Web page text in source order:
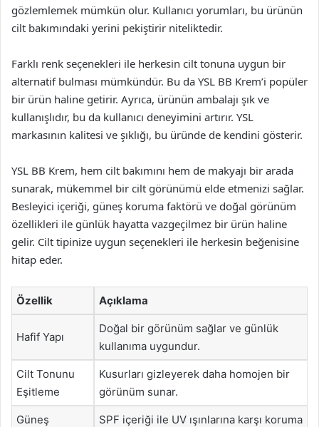
gözlemlemek mümkün olur. Kullanıcı yorumları, bu ürünün
cilt bakımındaki yerini pekiştirir niteliktedir.
Farklı renk seçenekleri ile herkesin cilt tonuna uygun bir
alternatif bulması mümkündür. Bu da YSL BB Krem’i popüler
bir ürün haline getirir. Ayrıca, ürünün ambalajı şık ve
kullanışlıdır, bu da kullanıcı deneyimini artırır. YSL
markasının kalitesi ve şıklığı, bu üründe de kendini gösterir.
YSL BB Krem, hem cilt bakımını hem de makyajı bir arada
sunarak, mükemmel bir cilt görünümü elde etmenizi sağlar.
Besleyici içeriği, güneş koruma faktörü ve doğal görünüm
özellikleri ile günlük hayatta vazgeçilmez bir ürün haline
gelir. Cilt tipinize uygun seçenekleri ile herkesin beğenisine
hitap eder.
Özellik Açıklama
Hafif Yapı
Doğal bir görünüm sağlar ve günlük
kullanıma uygundur.
Cilt Tonunu
Eşitleme
Kusurları gizleyerek daha homojen bir
görünüm sunar.
Güneş
SPF içeriği ile UV ışınlarına karşı koruma